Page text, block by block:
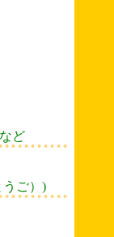
ど
うご）)